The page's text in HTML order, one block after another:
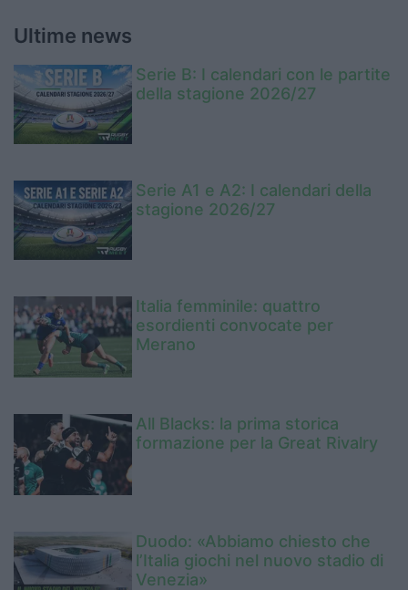
Ultime news
Serie B: I calendari con le partite
della stagione 2026/27
Serie A1 e A2: I calendari della
stagione 2026/27
Italia femminile: quattro
esordienti convocate per
Merano
All Blacks: la prima storica
formazione per la Great Rivalry
Duodo: «Abbiamo chiesto che
l’Italia giochi nel nuovo stadio di
Venezia»